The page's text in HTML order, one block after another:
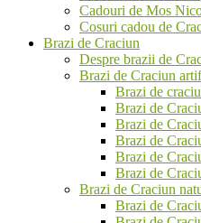
Cadouri de Mos
Cosuri cadou de
Brazi de Craciun
Despre brazii de
Brazi de Craciun
Brazi de
Brazi de
Brazi de
Brazi de
Brazi de
Brazi de
Brazi de Craciun
Brazi de